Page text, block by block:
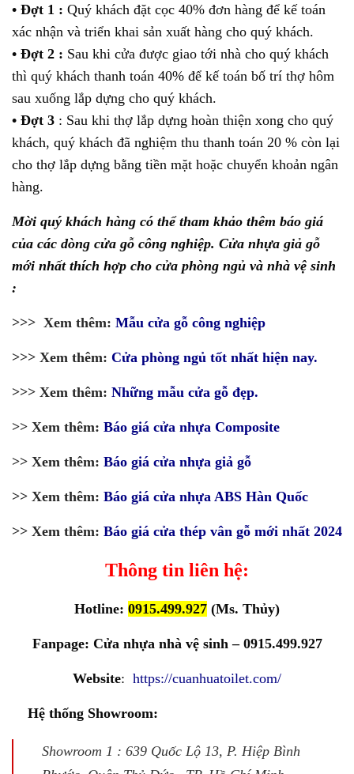
• Đợt 1 : Quý khách đặt cọc 40% đơn hàng để kế toán
xác nhận và triển khai sản xuất hàng cho quý khách.
• Đợt 2 : Sau khi cửa được giao tới nhà cho quý khách
thì quý khách thanh toán 40% để kế toán bố trí thợ hôm
sau xuống lắp dựng cho quý khách.
• Đợt 3 : Sau khi thợ lắp dựng hoàn thiện xong cho quý
khách, quý khách đã nghiệm thu thanh toán 20 % còn lại
cho thợ lắp dựng bằng tiền mặt hoặc chuyển khoản ngân
hàng.
Mời quý khách hàng có thể tham khảo thêm báo giá
của các dòng cửa gỗ công nghiệp. Cửa nhựa giả gỗ
mới nhất thích hợp cho cửa phòng ngủ và nhà vệ sinh
:
>>> Xem thêm: Mẫu cửa gỗ công nghiệp
>>> Xem thêm: Cửa phòng ngủ tốt nhất hiện nay.
>>> Xem thêm: Những mẫu cửa gỗ đẹp.
>> Xem thêm: Báo giá cửa nhựa Composite
>> Xem thêm: Báo giá cửa nhựa giả gỗ
>> Xem thêm: Báo giá cửa nhựa ABS Hàn Quốc
>> Xem thêm: Báo giá cửa thép vân gỗ mới nhất 2024
Thông tin liên hệ:
Hotline: 0915.499.927 (Ms. Thủy)
Fanpage: Cửa nhựa nhà vệ sinh – 0915.499.927
Website: https://cuanhuatoilet.com/
Hệ thống Showroom:
Showroom 1 : 639 Quốc Lộ 13, P. Hiệp Bình